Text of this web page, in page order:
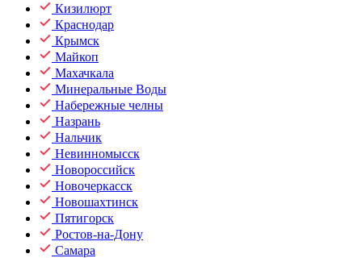
Кизилюрт
Краснодар
Крымск
Майкоп
Махачкала
Минеральные Воды
Набережные челны
Назрань
Нальчик
Невинномысск
Новороссийск
Новочеркасск
Новошахтинск
Пятигорск
Ростов-на-Дону
Самара